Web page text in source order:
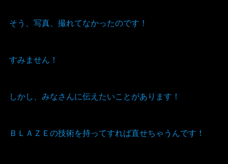
そう、写真、撮れてなかったのです！
すみません！
しかし、みなさんに伝えたいことがあります！
ＢＬＡＺＥの技術を持ってすれば直せちゃうんです！